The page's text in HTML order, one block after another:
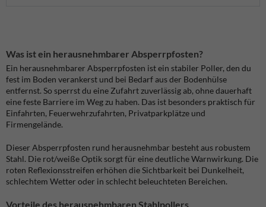
Was ist ein herausnehmbarer Absperrpfosten?
Ein herausnehmbarer Absperrpfosten ist ein stabiler Poller, den du
fest im Boden verankerst und bei Bedarf aus der Bodenhülse
entfernst. So sperrst du eine Zufahrt zuverlässig ab, ohne dauerhaft
eine feste Barriere im Weg zu haben. Das ist besonders praktisch für
Einfahrten, Feuerwehrzufahrten, Privatparkplätze und
Firmengelände.
Dieser Absperrpfosten rund herausnehmbar besteht aus robustem
Stahl. Die rot/weiße Optik sorgt für eine deutliche Warnwirkung. Die
roten Reflexionsstreifen erhöhen die Sichtbarkeit bei Dunkelheit,
schlechtem Wetter oder in schlecht beleuchteten Bereichen.
Vorteile des herausnehmbaren Stahlpollers